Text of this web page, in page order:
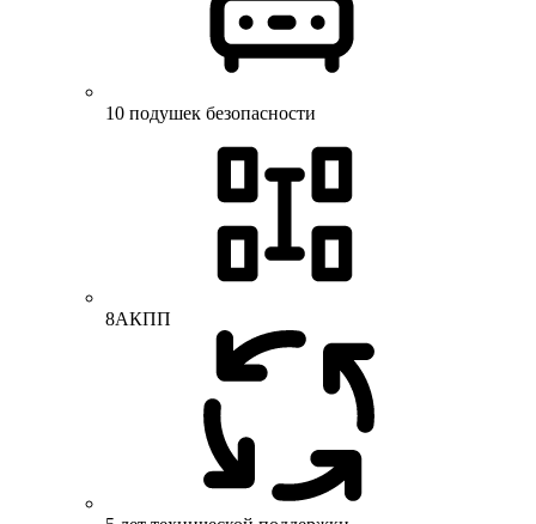
10 подушек безопасности
8АКПП